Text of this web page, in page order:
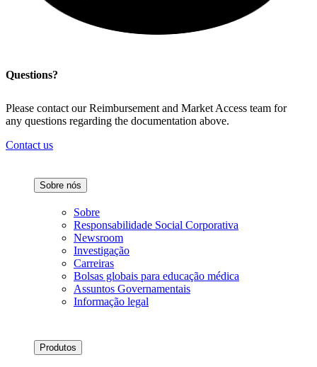
Questions?
Please contact our Reimbursement and Market Access team for
any questions regarding the documentation above.
Contact us
Sobre nós
Sobre
Responsabilidade Social Corporativa
Newsroom
Investigação
Carreiras
Bolsas globais para educação médica
Assuntos Governamentais
Informação legal
Produtos